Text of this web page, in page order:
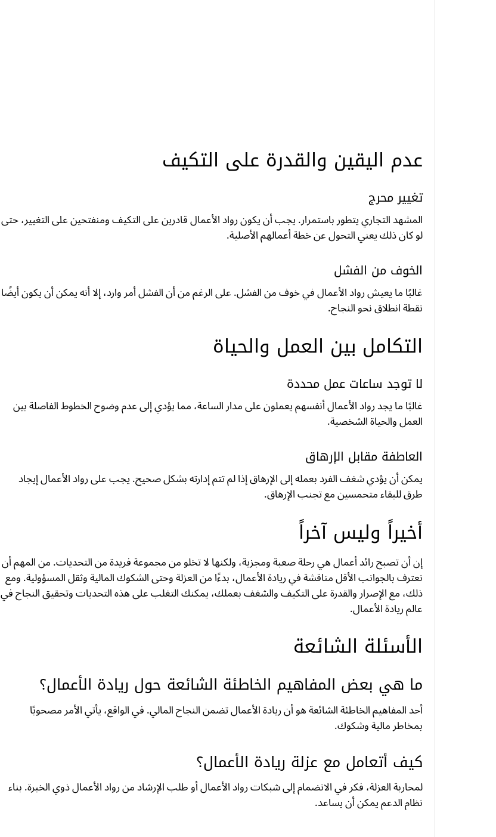
عدم اليقين والقدرة على التكيف
تغيير محرج
المشهد التجاري يتطور باستمرار. يجب أن يكون رواد الأعمال قادرين على التكيف ومنفتحين على التغيير، حتى
لو كان ذلك يعني التحول عن خطة أعمالهم الأصلية.
الخوف من الفشل
غالبًا ما يعيش رواد الأعمال في خوف من الفشل. على الرغم من أن الفشل أمر وارد، إلا أنه يمكن أن يكون أيضًا
نقطة انطلاق نحو النجاح.
التكامل بين العمل والحياة
لا توجد ساعات عمل محددة
غالبًا ما يجد رواد الأعمال أنفسهم يعملون على مدار الساعة، مما يؤدي إلى عدم وضوح الخطوط الفاصلة بين
العمل والحياة الشخصية.
العاطفة مقابل الإرهاق
يمكن أن يؤدي شغف الفرد بعمله إلى الإرهاق إذا لم تتم إدارته بشكل صحيح. يجب على رواد الأعمال إيجاد
طرق للبقاء متحمسين مع تجنب الإرهاق.
أخيراً وليس آخراً
إن أن تصبح رائد أعمال هي رحلة صعبة ومجزية، ولكنها لا تخلو من مجموعة فريدة من التحديات. من المهم أن
نعترف بالجوانب الأقل مناقشة في ريادة الأعمال، بدءًا من العزلة وحتى الشكوك المالية وثقل المسؤولية. ومع
ذلك، مع الإصرار والقدرة على التكيف والشغف بعملك، يمكنك التغلب على هذه التحديات وتحقيق النجاح في
عالم ريادة الأعمال.
الأسئلة الشائعة
ما هي بعض المفاهيم الخاطئة الشائعة حول ريادة الأعمال؟
أحد المفاهيم الخاطئة الشائعة هو أن ريادة الأعمال تضمن النجاح المالي. في الواقع، يأتي الأمر مصحوبًا
بمخاطر مالية وشكوك.
كيف أتعامل مع عزلة ريادة الأعمال؟
لمحاربة العزلة، فكر في الانضمام إلى شبكات رواد الأعمال أو طلب الإرشاد من رواد الأعمال ذوي الخبرة. بناء
نظام الدعم يمكن أن يساعد.